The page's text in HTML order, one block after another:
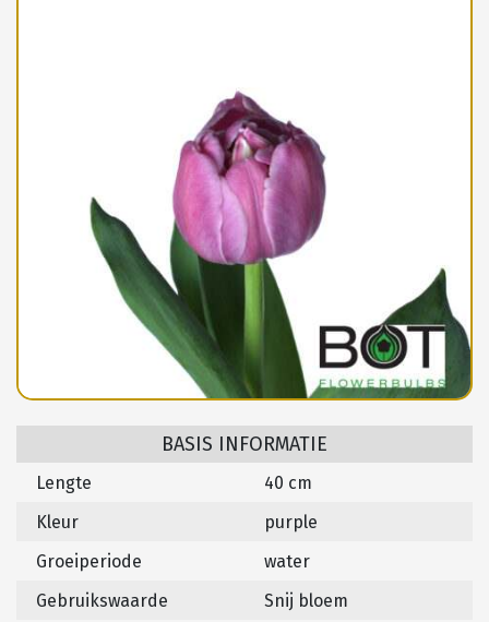
BASIS INFORMATIE
Lengte
40 cm
Kleur
purple
Groeiperiode
water
Gebruikswaarde
Snij bloem